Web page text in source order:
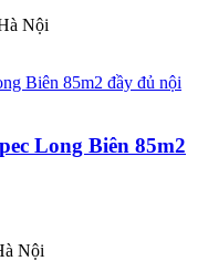
Nội
Long Biên 85m2
Nội